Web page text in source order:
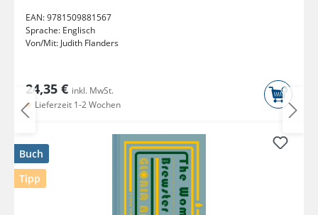
EAN:9781509881567
Sprache: Englisch
Von/Mit: Judith Flanders
24,35 € inkl. MwSt.
Lieferzeit 1-2 Wochen
Buch
Tipp